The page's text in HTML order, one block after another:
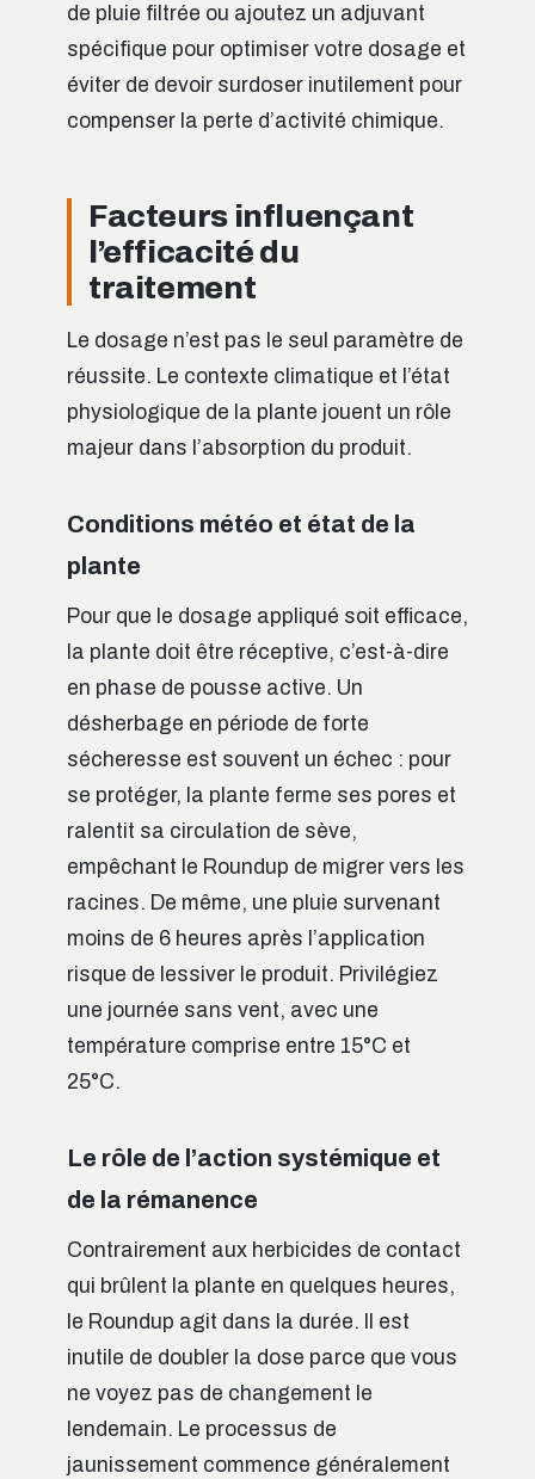
de pluie filtrée ou ajoutez un adjuvant
spécifique pour optimiser votre dosage et
éviter de devoir surdoser inutilement pour
compenser la perte d’activité chimique.
Facteurs influençant
l’efficacité du
traitement
Le dosage n’est pas le seul paramètre de
réussite. Le contexte climatique et l’état
physiologique de la plante jouent un rôle
majeur dans l’absorption du produit.
Conditions météo et état de la
plante
Pour que le dosage appliqué soit efficace,
la plante doit être réceptive, c’est-à-dire
en phase de pousse active. Un
désherbage en période de forte
sécheresse est souvent un échec : pour
se protéger, la plante ferme ses pores et
ralentit sa circulation de sève,
empêchant le Roundup de migrer vers les
racines. De même, une pluie survenant
moins de 6 heures après l’application
risque de lessiver le produit. Privilégiez
une journée sans vent, avec une
température comprise entre 15°C et
25°C.
Le rôle de l’action systémique et
de la rémanence
Contrairement aux herbicides de contact
qui brûlent la plante en quelques heures,
le Roundup agit dans la durée. Il est
inutile de doubler la dose parce que vous
ne voyez pas de changement le
lendemain. Le processus de
jaunissement commence généralement